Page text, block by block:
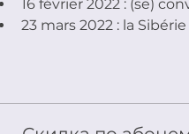
16 février 2022 : (se)
23 mars 2022 : la